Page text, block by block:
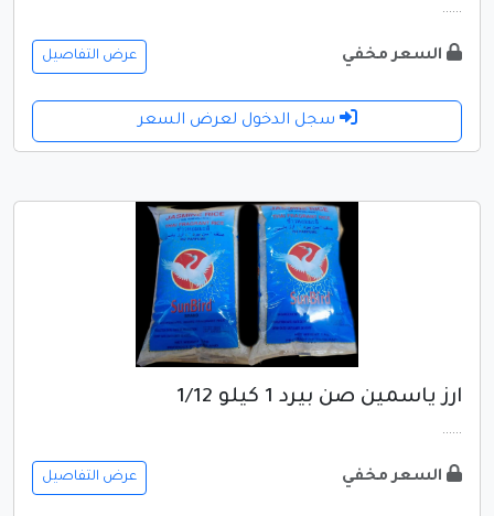
......
السعر مخفي عرض التفاصيل
سجل الدخول لعرض السعر
ارز ياسمين صن بيرد 1 كيلو 1/12
......
السعر مخفي عرض التفاصيل